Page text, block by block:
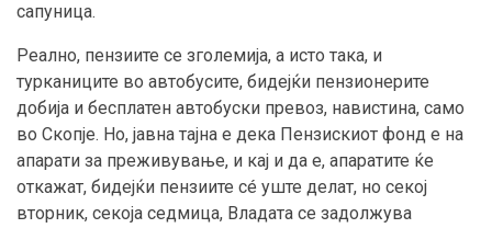
сапуница.
Реално, пензиите се зголемија, а исто така, и
турканиците во автобусите, бидејќи пензионерите
добија и бесплатен автобуски превоз, навистина, само
во Скопје. Но, јавна тајна е дека Пензискиот фонд е на
апарати за преживување, и кај и да е, апаратите ќе
откажат, бидејќи пензиите сé уште делат, но секој
вторник, секоја седмица, Владата се задолжува